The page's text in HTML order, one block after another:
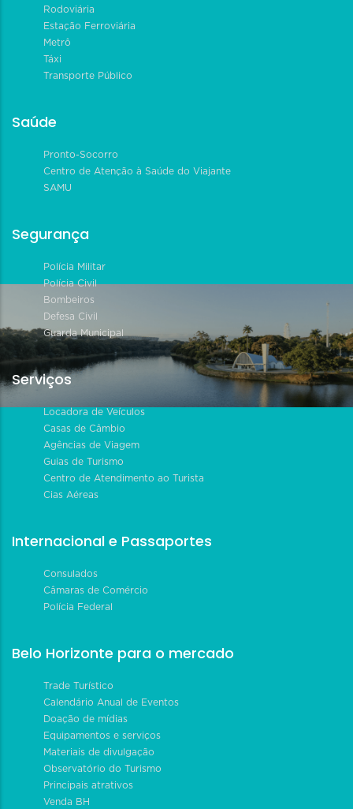
Rodoviária
Estação Ferroviária
Metrô
Táxi
Transporte Público
Saúde
Pronto-Socorro
Centro de Atenção à Saúde do Viajante
SAMU
Segurança
Polícia Militar
Polícia Civil
Bombeiros
Defesa Civil
Guarda Municipal
Serviços
Locadora de Veículos
Casas de Câmbio
Agências de Viagem
Guias de Turismo
Centro de Atendimento ao Turista
Cias Aéreas
Internacional e Passaportes
Consulados
Câmaras de Comércio
Polícia Federal
Belo Horizonte para o mercado
Trade Turístico
Calendário Anual de Eventos
Doação de mídias
Equipamentos e serviços
Materiais de divulgação
Observatório do Turismo
Principais atrativos
Venda BH